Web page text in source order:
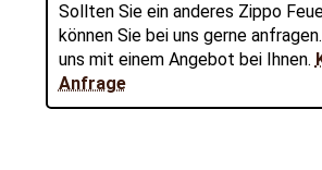
Sollten Sie ein anderes Zippo
können Sie bei uns gerne
uns mit einem Angebot bei Ihnen.
Anfrage